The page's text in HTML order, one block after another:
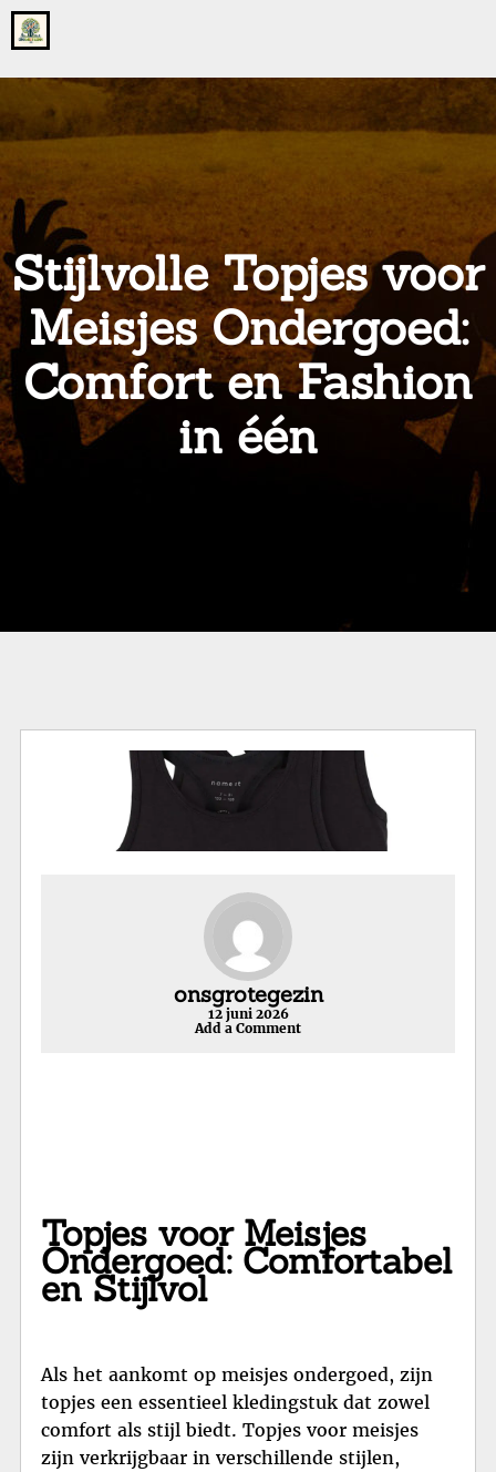
Go
to
home
onsgrotegezin.nl
Stijlvolle Topjes voor
Meisjes Ondergoed:
Comfort en Fashion
in één
onsgrotegezin
12 juni 2026
Add a Comment
Topjes voor Meisjes
Ondergoed: Comfortabel
en Stijlvol
Als het aankomt op meisjes ondergoed, zijn
topjes een essentieel kledingstuk dat zowel
comfort als stijl biedt. Topjes voor meisjes
zijn verkrijgbaar in verschillende stijlen,